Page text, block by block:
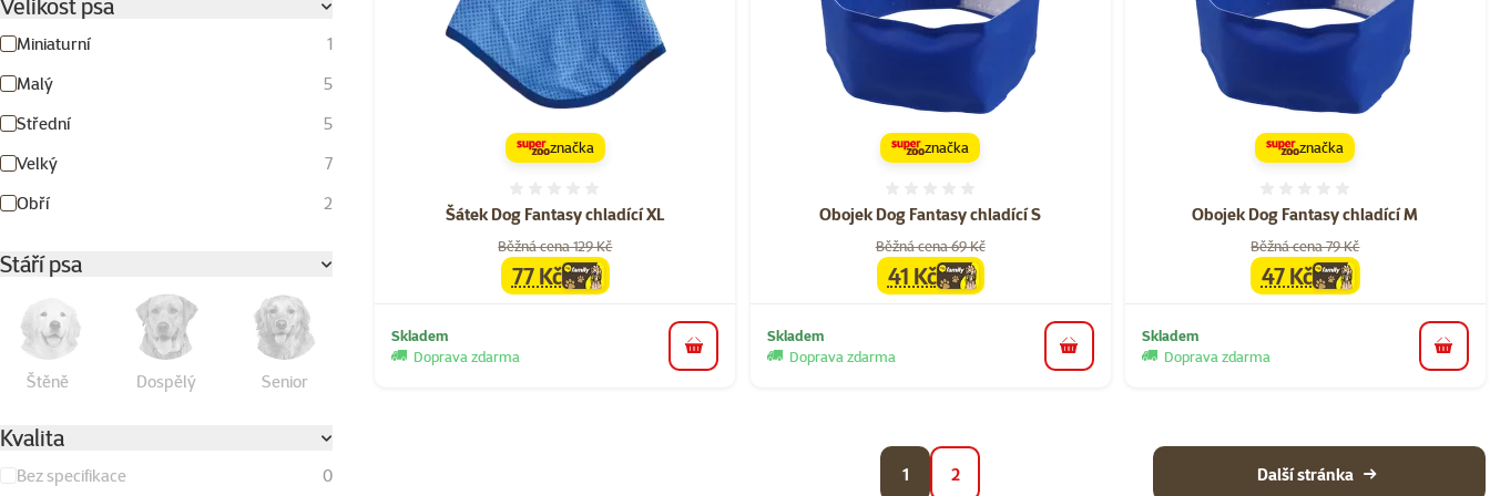
Velikost psa
Miniaturní
1
Malý
5
Střední
5
Velký
7
Obří
2
Stáří psa
Štěně Dospělý Senior
Kvalita
Bez specifikace 0
Šátek Dog Fantasy chladící XL
Běžná cena 129 Kč
familycena
77 Kč
značka
Skladem
Doprava zdarma
do košíku
Obojek Dog Fantasy chladící S
Běžná cena 69 Kč
familycena
41 Kč
značka
Skladem
Doprava zdarma
do košíku
Obojek Dog Fantasy chladící M
Běžná cena 79 Kč
familycena
47 Kč
značka
Skladem
Doprava zdarma
do
1 2 Další stránka